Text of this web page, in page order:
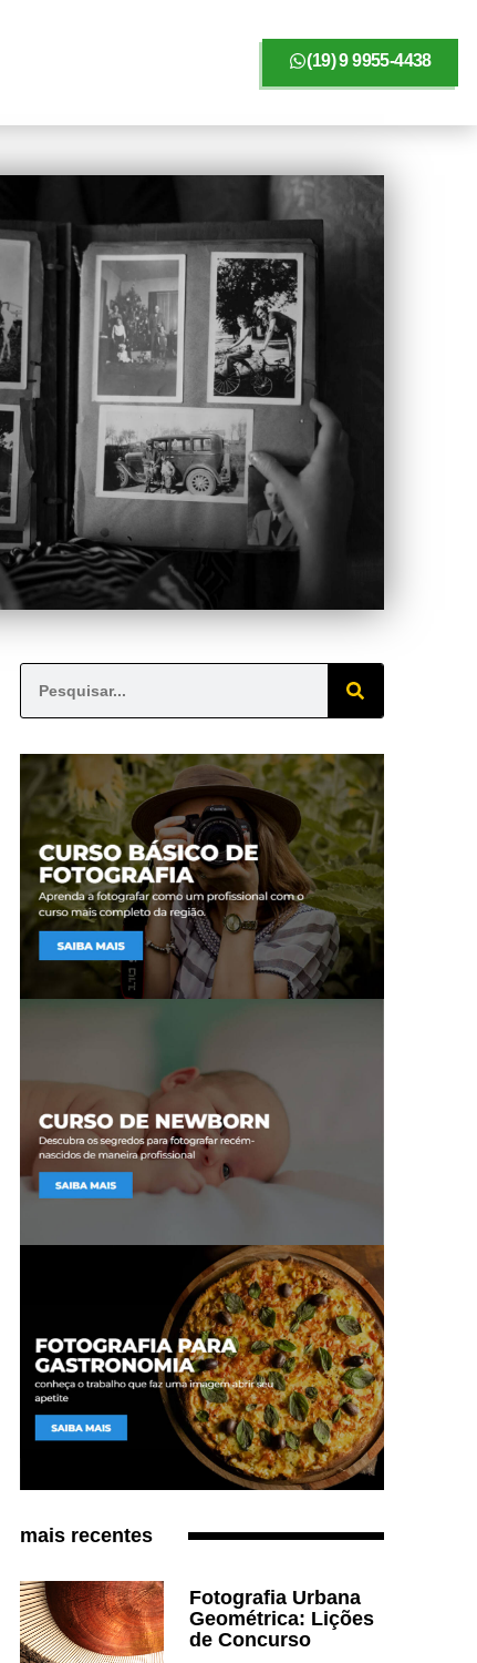
(19) 9 9955-4438
mais recentes
Fotografia Urbana
Geométrica: Lições
de Concurso